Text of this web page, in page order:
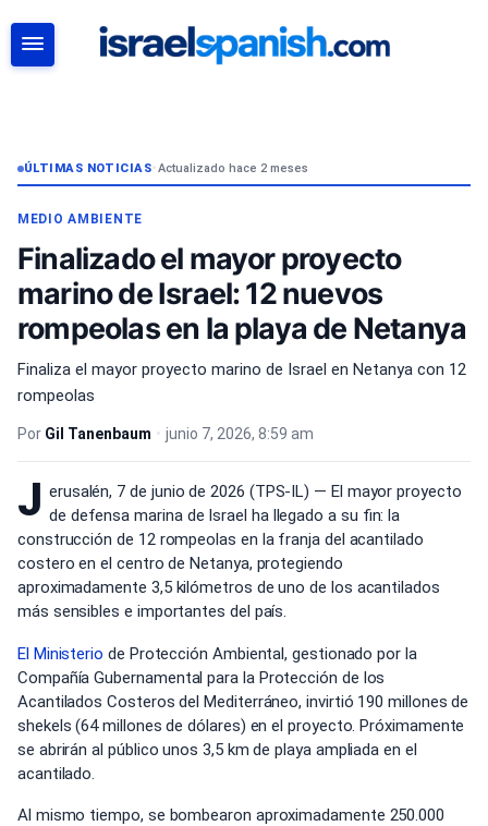
ÚLTIMAS NOTICIAS• Actualizado hace 2 meses
MEDIO AMBIENTE
Finalizado el mayor proyecto
marino de Israel: 12 nuevos
rompeolas en la playa de Netanya
Finaliza el mayor proyecto marino de Israel en Netanya con 12
rompeolas
Por Gil Tanenbaum • junio 7, 2026, 8:59 am
J erusalén, 7 de junio de 2026 (TPS-IL) — El mayor proyecto
de defensa marina de Israel ha llegado a su fin: la
construcción de 12 rompeolas en la franja del acantilado
costero en el centro de Netanya, protegiendo
aproximadamente 3,5 kilómetros de uno de los acantilados
más sensibles e importantes del país.
El Ministerio de Protección Ambiental, gestionado por la
Compañía Gubernamental para la Protección de los
Acantilados Costeros del Mediterráneo, invirtió 190 millones de
shekels (64 millones de dólares) en el proyecto. Próximamente
se abrirán al público unos 3,5 km de playa ampliada en el
acantilado.
Al mismo tiempo, se bombearon aproximadamente 250.000